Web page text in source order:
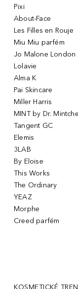
Pixi
About-Face
Les Filles en Rouje
Miu Miu parfém
Jo Malone London
Lolavie
Alma K
Pai Skincare
Miller Harris
MINT by Dr.
Tangent GC
Elemis
3LAB
By Eloise
This Works
The Ordinary
YEAZ
Morphe
Creed parfém
KOSMETICKÉ